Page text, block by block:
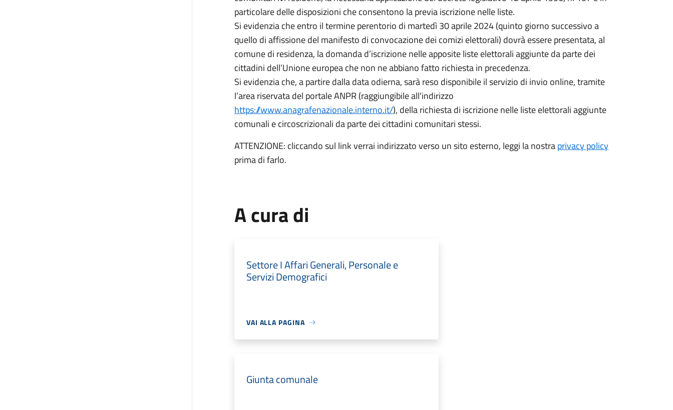
particolare delle disposizioni che consentono la previa iscrizione nelle liste.
Si evidenzia che entro il termine perentorio di martedì 30 aprile 2024 (quinto giorno successivo a
quello di affissione del manifesto di convocazione dei comizi elettorali) dovrà essere presentata, al
comune di residenza, la domanda d’iscrizione nelle apposite liste elettorali aggiunte da parte dei
cittadini dell’Unione europea che non ne abbiano fatto richiesta in precedenza.
Si evidenzia che, a partire dalla data odierna, sarà reso disponibile il servizio di invio online, tramite
l’area riservata del portale ANPR (raggiungibile all'indirizzo
https://www.anagrafenazionale.interno.it/), della richiesta di iscrizione nelle liste elettorali aggiunte
comunali e circoscrizionali da parte dei cittadini comunitari stessi.
ATTENZIONE: cliccando sul link verrai indirizzato verso un sito esterno, leggi la nostraprivacy policy
prima di farlo.
A cura di
Settore I Affari Generali, Personale e
Servizi Demografici
VAI ALLA PAGINA
Giunta comunale